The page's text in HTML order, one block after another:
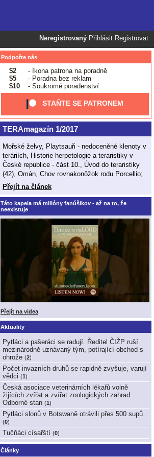
Neregistrovaný Přihlásit Registrovat
Podpořte nás
$2
- Ikona patrona na poradně
$5
- Poradna bez reklam
$10
- Soukromé poradenství
STAŇTE SE PATRONEM
TERAmagazín 1/2017
Mořské želvy, Playtsauři - nedoceněné klenoty v
teráriích, Historie herpetologie a teraristiky v
České republice - část 10., Úvod do teraristiky
(42), Omán, Chov rovnakonôžok rodu Porcellio;
Přejít na článek
Táto kapela má milióny fanúšikov - až na to, že
neexistuje
Přejít na videa
Aktuality
Pytláci a pašeráci se radují. Ředitel ČIŽP ruší
mezinárodně uznávaný tým, potírající obchod s
ohrože (2)
Počet invazních druhů se rapidně zvyšuje, varují
vědci (1)
Česká asociace veterinárních lékařů volně
žijících zvířat a zvířat zoologických zahrad:
Odborné stan (1)
Pytláci slonů v Botswaně otrávili přes 500 supů
(0)
Tučňáci císařští (0)
Články